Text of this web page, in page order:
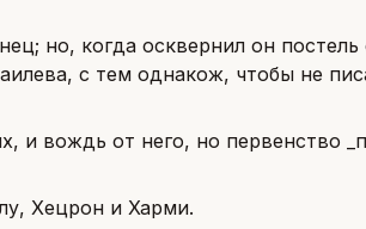
но, когда осквернил он постель
с тем однакож, чтобы не
и вождь от него, но первенство
Хецрон и Харми.